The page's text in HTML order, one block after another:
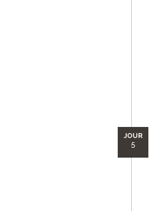
JOUR
5